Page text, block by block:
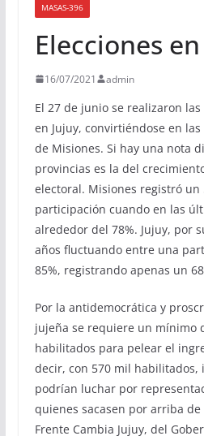
MASAS-396
Elecciones
16/07/2021 admin
El 27 de junio se realizaron
en Jujuy, convirtiéndose en
de Misiones. Si hay una nota
provincias es la del
electoral. Misiones registró un
participación cuando en las
alrededor del 78%. Jujuy, por
años fluctuando entre una
85%, registrando apenas un
Por la antidemocrática y
jujeña se requiere un mínimo
habilitados para pelear el
decir, con 570 mil habilitados,
podrían luchar por
quienes sacasen por arriba de
Frente Cambia Jujuy, del